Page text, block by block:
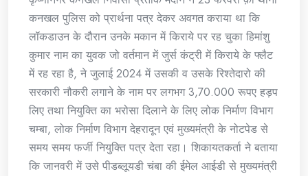
कनखल पुलिस को प्रार्थना पत्र देकर अवगत कराया था कि
लॉकडाउन के दौरान उनके मकान में किराये पर रह चुका हिमांशु
कुमार नाम का युवक जो वर्तमान में जुर्स कंट्री में किराये के फ्लैट
में रह रहा है, ने जुलाई 2024 में उसकी व उसके रिश्तेदारो की
सरकारी नौकरी लगाने के नाम पर लगभग 3,70.000 रूपए हड़प
लिए तथा नियुक्ति का भरोसा दिलाने के लिए लोक निर्माण विभाग
चम्बा, लोक निर्माण विभाग देहरादून एवं मुख्यमंत्री के नोटपेड से
समय समय फर्जी नियुक्ति पत्र देता रहा। शिकायतकर्ता ने बताया
कि जानवरी में उसे पीडब्लूयडी चंबा की ईमेल आईडी से मुख्यमंत्री